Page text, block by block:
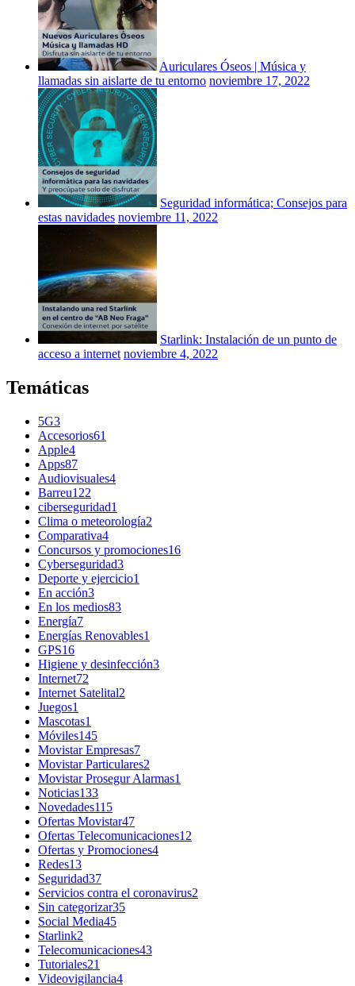
Auriculares Óseos | Música y
llamadas sin aislarte de tu entorno noviembre 17, 2022
Seguridad informática; Consejos para
estas navidades noviembre 11, 2022
Starlink: Instalación de un punto de
acceso a internet noviembre 4, 2022
Temáticas
5G3
Accesorios61
Apple4
Apps87
Audiovisuales4
Barreu122
ciberseguridad1
Clima o meteorología2
Comparativa4
Concursos y promociones16
Cyberseguridad3
Deporte y ejercicio1
En acción3
En los medios83
Energía7
Energías Renovables1
GPS16
Higiene y desinfección3
Internet72
Internet Satelital2
Juegos1
Mascotas1
Móviles145
Movistar Empresas7
Movistar Particulares2
Movistar Prosegur Alarmas1
Noticias133
Novedades115
Ofertas Movistar47
Ofertas Telecomunicaciones12
Ofertas y Promociones4
Redes13
Seguridad37
Servicios contra el coronavirus2
Sin categorizar35
Social Media45
Starlink2
Telecomunicaciones43
Tutoriales21
Videovigilancia4